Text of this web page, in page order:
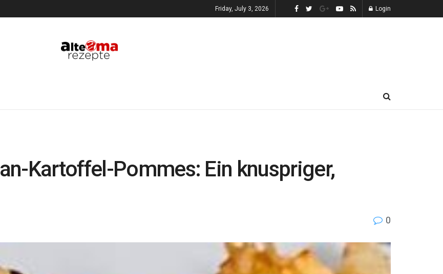
Friday, July 3, 2026 Login
Kartoffel-Pommes: Ein knuspriger,
0